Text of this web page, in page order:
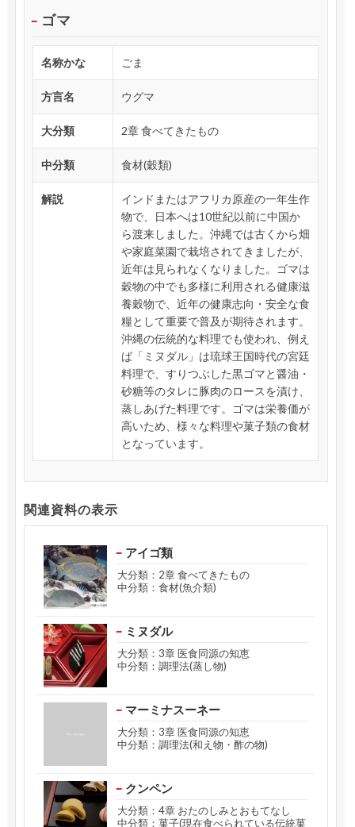
ゴマ
名称かな ごま
方言名 ウグマ
大分類 2章 食べてきたもの
中分類 食材(穀類)
解説
インドまたはアフリカ原産の一年生作
物で、日本へは10世紀以前に中国か
ら渡来しました。沖縄では古くから畑
や家庭菜園で栽培されてきましたが、
近年は見られなくなりました。ゴマは
穀物の中でも多様に利用される健康滋
養穀物で、近年の健康志向・安全な食
糧として重要で普及が期待されます。
沖縄の伝統的な料理でも使われ、例え
ば「ミヌダル」は琉球王国時代の宮廷
料理で、すりつぶした黒ゴマと醤油・
砂糖等のタレに豚肉のロースを漬け、
蒸しあげた料理です。ゴマは栄養価が
高いため、様々な料理や菓子類の食材
となっています。
関連資料の表示
アイゴ類
大分類：2章 食べてきたもの
中分類：食材(魚介類)
ミヌダル
大分類：3章 医食同源の知恵
中分類：調理法(蒸し物)
マーミナスーネー
大分類：3章 医食同源の知恵
中分類：調理法(和え物・酢の物)
クンペン
大分類：4章 おたのしみとおもてなし
中分類：菓子(現在食べられている伝統菓